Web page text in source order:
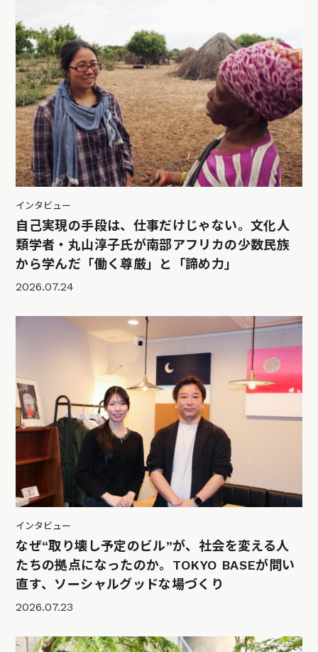
インタビュー
自己実現の手段は、仕事だけじゃない。文化人
類学者・丸山淳子氏が南部アフリカの少数民族
から学んだ「働く尊厳」と「諦め力」
2026.07.24
インタビュー
なぜ“取り壊し予定のビル”が、社会を変える人
たちの拠点になったのか。TOKYO BASEが問い
直す、ソーシャルグッドな場づくり
2026.07.23